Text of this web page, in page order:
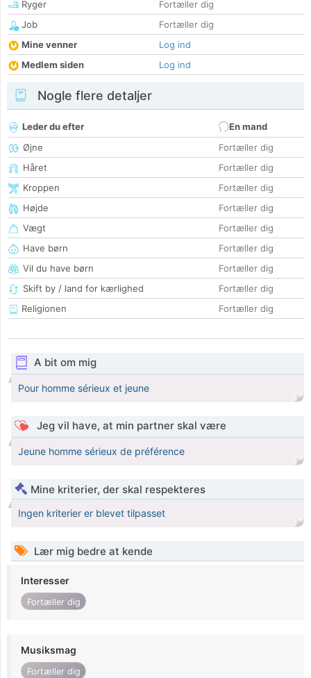
Ryger
Fortæller dig
Job
Fortæller dig
Mine venner
Log ind
Medlem siden
Log ind
Nogle flere detaljer
Leder du efter
En mand
Øjne
Fortæller dig
Håret
Fortæller dig
Kroppen
Fortæller dig
Højde
Fortæller dig
Vægt
Fortæller dig
Have børn
Fortæller dig
Vil du have børn
Fortæller dig
Skift by / land for kærlighed
Fortæller dig
Religionen
Fortæller dig
A bit om mig
Pour homme sérieux et jeune
Jeg vil have, at min partner skal være
Jeune homme sérieux de préférence
Mine kriterier, der skal respekteres
Ingen kriterier er blevet tilpasset
Lær mig bedre at kende
Interesser
Fortæller dig
Musiksmag
Fortæller dig